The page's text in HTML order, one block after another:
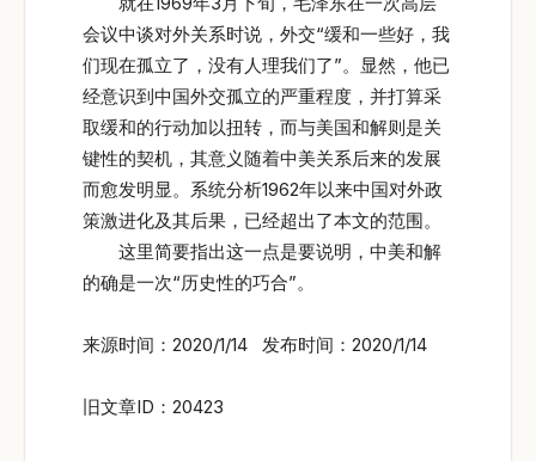
会议中谈对外关系时说，外交“缓和一些好，我
们现在孤立了，没有人理我们了”。显然，他已
经意识到中国外交孤立的严重程度，并打算采
取缓和的行动加以扭转，而与美国和解则是关
键性的契机，其意义随着中美关系后来的发展
而愈发明显。系统分析1962年以来中国对外政
策激进化及其后果，已经超出了本文的范围。
这里简要指出这一点是要说明，中美和解
的确是一次“历史性的巧合”。
来源时间：2020/1/14 发布时间：2020/1/14
旧文章ID：20423